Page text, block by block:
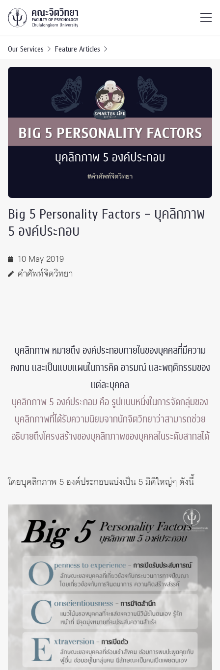
Our Services Feature Articles
Big 5 Personality Factors – บุคลิกภาพ
5 องค์ประกอบ
10 May 2019
คำศัพท์จิตวิทยา
บุคลิกภาพ หมายถึง องค์ประกอบภายในของบุคคลที่มีความ
คงทน และเป็นแบบแผนในการคิด อารมณ์ และพฤติกรรมของ
แต่ละบุคคล
บุคลิกภาพ 5 องค์ประกอบ คือ รูปแบบหนึ่งในการจัดกลุ่มของ
บุคลิกภาพที่ได้รับความนิยมจากนักจิตวิทยาว่าสามารถช่วย
อธิบายถึงโครงสร้างของบุคลิกภาพของบุคคลในระดับสากลได้
โดยบุคลิกภาพ 5 องค์ประกอบแบ่งเป็น 5 มิติใหญ่ๆ ดังนี้